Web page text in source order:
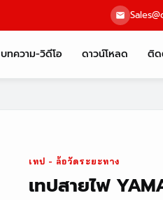
บทความ-วิดีโอ ดาวน์โหลด ติด
เทป - ล้อวัดระยะทาง
เทปสายไฟ